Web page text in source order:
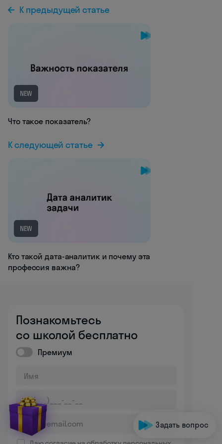
К предыдущей статье
NEW
Что такое показатель?
К следующей статье
NEW
Кто такой дата-аналитик и почему эта
профессия важна?
Познакомьтесь
со школой бесплатно
Премиум
Задать вопрос